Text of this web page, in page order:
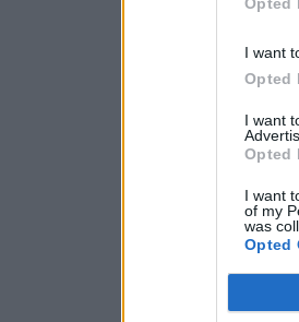
I want
Opted
I want
Opted
I want
of my
was
Opted